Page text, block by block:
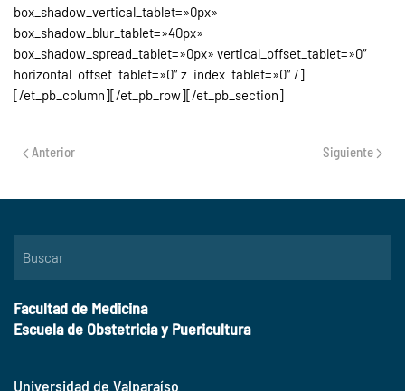
box_shadow_vertical_tablet=»0px»
box_shadow_blur_tablet=»40px»
box_shadow_spread_tablet=»0px» vertical_offset_tablet=»0″
horizontal_offset_tablet=»0″ z_index_tablet=»0″ /]
[/et_pb_column][/et_pb_row][/et_pb_section]
Anterior Siguiente
Facultad de Medicina
Escuela de Obstetricia y Puericultura
Universidad de Valparaíso